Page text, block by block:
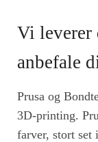
Vi leverer
anbefale
Prusa og
3D-printing.
farver, stort set